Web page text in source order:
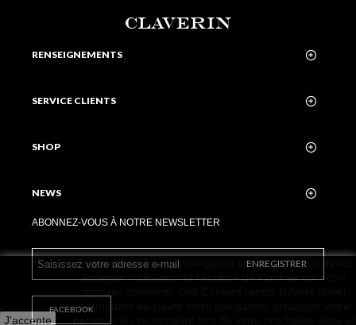
CLAVERIN
RENSEIGNEMENTS
SERVICE CLIENTS
SHOP
NEWS
ABONNEZ-VOUS À NOTRE NEWSLETTER
ENREGISTRER
FACEBOOK
J'accepte
En poursuivant votre navigation sur ce site, vous devez
accepter l’utilisation et l'écriture de Cookies sur votre
permettent de suivre votre navigation, actualiser votre